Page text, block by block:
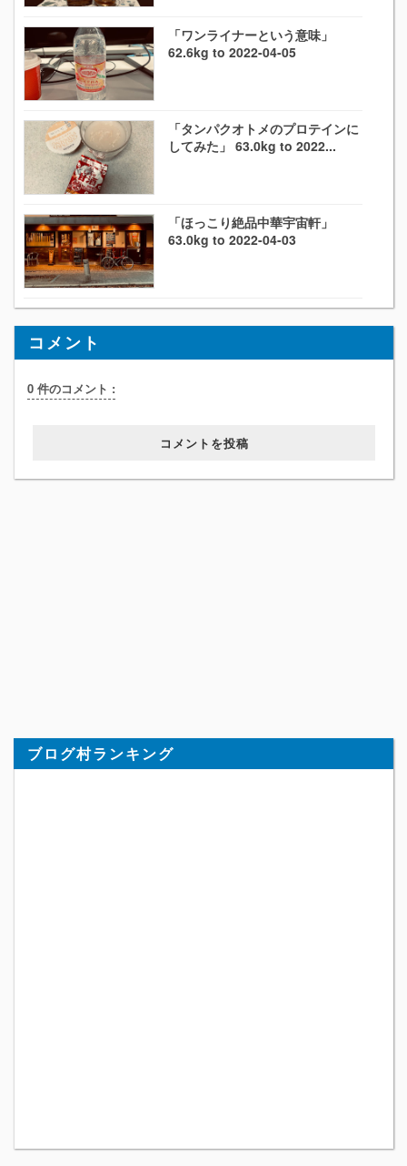
「ワンライナーという意味」
62.6kg to 2022-04-05
「タンパクオトメのプロテインに
してみた」 63.0kg to 2022...
「ほっこり絶品中華宇宙軒」
63.0kg to 2022-04-03
コメント
0 件のコメント :
コメントを投稿
ブログ村ランキング